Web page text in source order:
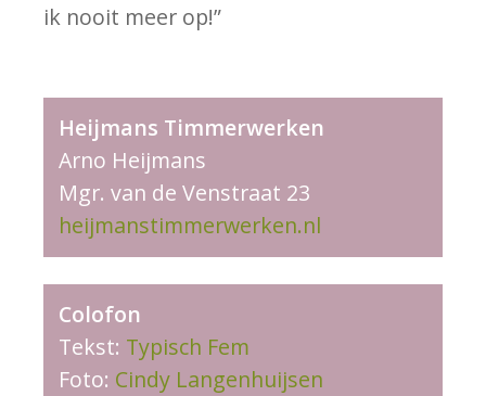
ik nooit meer op!”
Heijmans Timmerwerken
Arno Heijmans
Mgr. van de Venstraat 23
heijmanstimmerwerken.nl
Colofon
Tekst: Typisch Fem
Foto: Cindy Langenhuijsen